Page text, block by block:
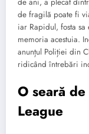
de fragilă poate fi
iar Rapidul, fosta sa
memoria acestuia.
anunțul Poliției din
ridicând întrebări
O seară
League